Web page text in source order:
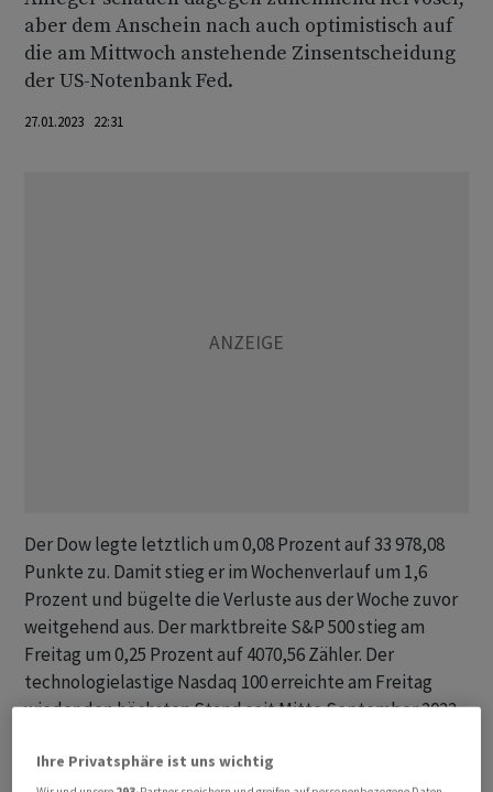
aber dem Anschein nach auch optimistisch auf
die am Mittwoch anstehende Zinsentscheidung
der US-Notenbank Fed.
27.01.2023 22:31
Der Dow legte letztlich um 0,08 Prozent auf 33 978,08
Punkte zu. Damit stieg er im Wochenverlauf um 1,6
Prozent und bügelte die Verluste aus der Woche zuvor
weitgehend aus. Der marktbreite S&P 500 stieg am
Freitag um 0,25 Prozent auf 4070,56 Zähler. Der
technologielastige Nasdaq 100 erreichte am Freitag
wieder den höchsten Stand seit Mitte September 2022
Wochenende.
Ihre Privatsphäre ist uns wichtig